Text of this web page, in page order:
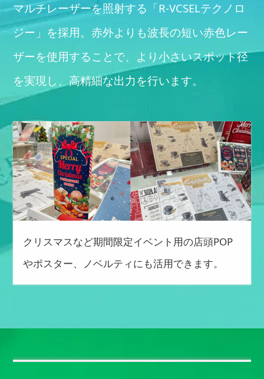
マルチレーザーを照射する「R-VCSELテクノロ
ジー」を採用。赤外よりも波長の短い赤色レー
ザーを使用することで、より小さいスポット径
を実現し、高精細な出力を行います。
クリスマスなど期間限定イベント用の店頭POP
やポスター、ノベルティにも活用できます。